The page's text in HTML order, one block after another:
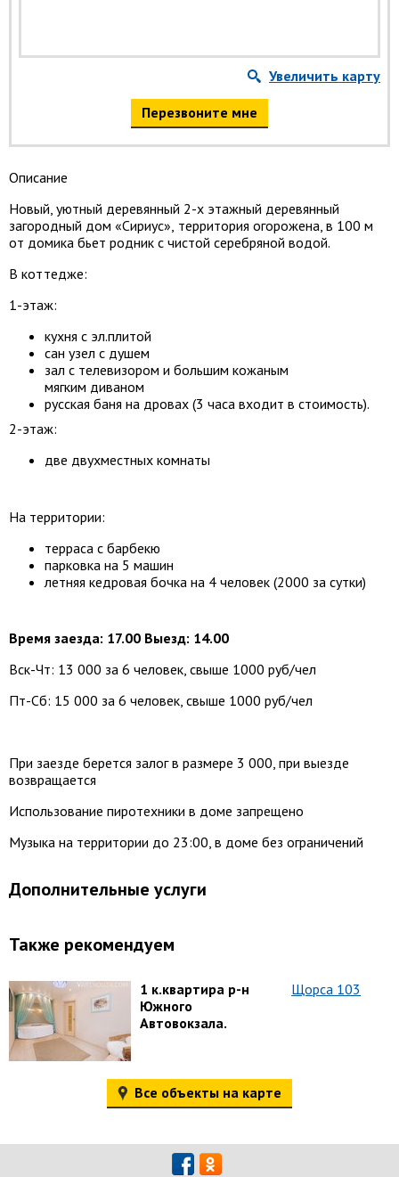
Увеличить карту
Перезвоните мне
Описание
Новый, уютный деревянный 2-х этажный деревянный
загородный дом «Сириус» , территория огорожена, в 100 м
от домика бьет родник с чистой серебряной водой.
В коттедже:
1-этаж:
кухня с эл.плитой
сан узел с душем
зал с телевизором и большим кожаным
мягким диваном
русская баня на дровах (3 часа входит в стоимость).
2-этаж:
две двухместных комнаты
На территории:
терраса с барбекю
парковка на 5 машин
летняя кедровая бочка на 4 человек (2000 за сутки)
Время заезда: 17.00 Выезд: 14.00
Вск-Чт: 13 000 за 6 человек, свыше 1000 руб/чел
Пт-Сб: 15 000 за 6 человек, свыше 1000 руб/чел
При заезде берется залог в размере 3 000, при выезде
возвращается
Использование пиротехники в доме запрещено
Музыка на территории до 23:00, в доме без ограничений
Дополнительные услуги
Также рекомендуем
1 к.квартира р-н
Южного
Автовокзала.
Щорса 103
Все объекты на карте